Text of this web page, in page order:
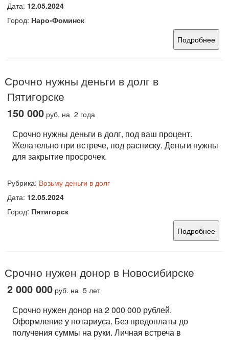
Дата: 12.05.2024
Город: Наро-Фоминск
Подробнее
Срочно нужны деньги в долг в
Пятигорске
150 000 руб. на 2 года
Срочно нужны деньги в долг, под ваш процент.
Желательно при встрече, под расписку. Деньги нужны
для закрытие просрочек.
Рубрика: Возьму деньги в долг
Дата: 12.05.2024
Город: Пятигорск
Подробнее
Срочно нужен донор в Новосибирске
2 000 000 руб. на 5 лет
Срочно нужен донор на 2 000 000 рублей.
Оформление у нотариуса. Без предоплаты до
получения суммы на руки. Личная встреча в